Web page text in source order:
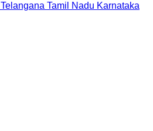
Telangana Tamil Nadu Karnataka